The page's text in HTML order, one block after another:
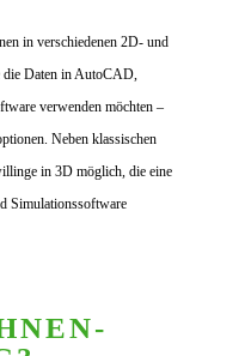
in verschiedenen 2D- und
die Daten in AutoCAD,
verwenden möchten –
Neben klassischen
in 3D möglich, die eine
Simulationssoftware